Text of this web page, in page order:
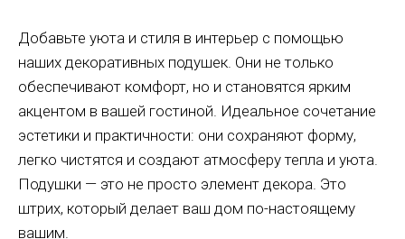
Добавьте уюта и стиля в интерьер с помощью
наших декоративных подушек. Они не только
обеспечивают комфорт, но и становятся ярким
акцентом в вашей гостиной. Идеальное сочетание
эстетики и практичности: они сохраняют форму,
легко чистятся и создают атмосферу тепла и уюта.
Подушки — это не просто элемент декора. Это
штрих, который делает ваш дом по-настоящему
вашим.